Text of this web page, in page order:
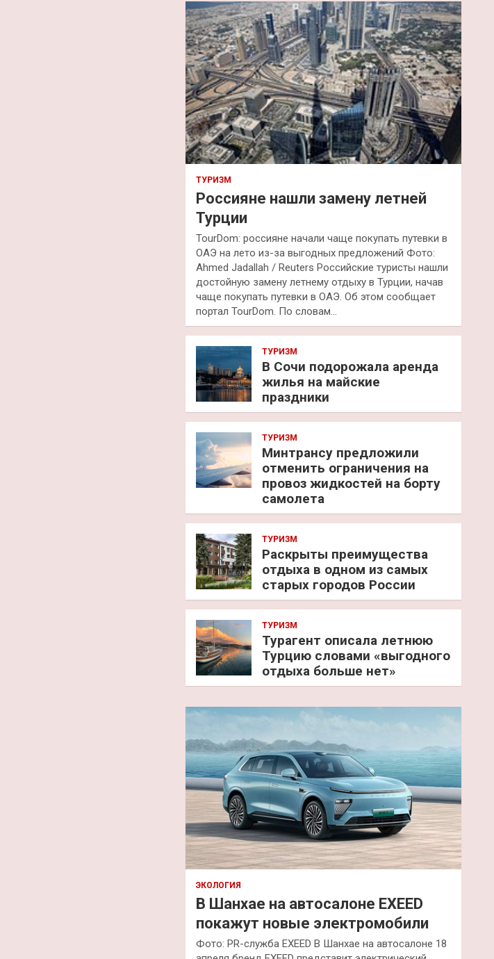
к
ТУРИЗМ
Россияне нашли замену летней
Турции
TourDom: россияне начали чаще покупать путевки в
ОАЭ на лето из-за выгодных предложений Фото:
Ahmed Jadallah / Reuters Российские туристы нашли
достойную замену летнему отдыху в Турции, начав
чаще покупать путевки в ОАЭ. Об этом сообщает
портал TourDom. По словам…
ТУРИЗМ
В Сочи подорожала аренда
жилья на майские
праздники
ТУРИЗМ
Минтрансу предложили
отменить ограничения на
провоз жидкостей на борту
самолета
ТУРИЗМ
Раскрыты преимущества
отдыха в одном из самых
старых городов России
ТУРИЗМ
Турагент описала летнюю
Турцию словами «выгодного
отдыха больше нет»
ЭКОЛОГИЯ
В Шанхае на автосалоне EXEED
покажут новые электромобили
Фото: PR-служба EXEED В Шанхае на автосалоне 18